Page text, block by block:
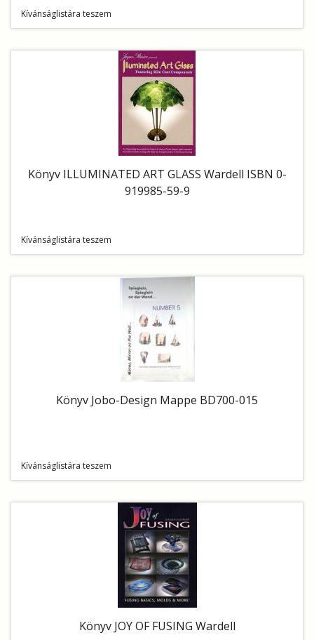
Kívánságlistára teszem
Könyv ILLUMINATED ART GLASS Wardell ISBN 0-
919985-59-9
Kívánságlistára teszem
Könyv Jobo-Design Mappe BD700-015
Kívánságlistára teszem
Könyv JOY OF FUSING Wardell